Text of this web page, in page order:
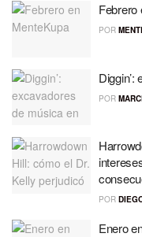
Febrero
POR
POR
POR
Enero